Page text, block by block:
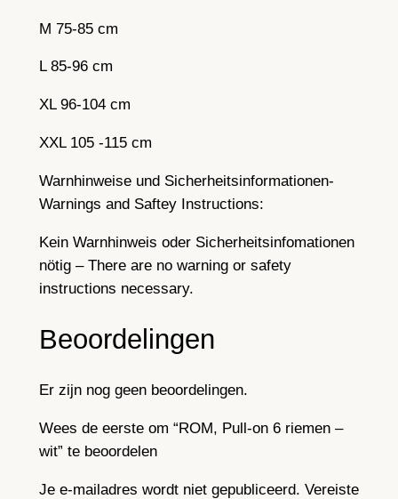
M 75-85 cm
L 85-96 cm
XL 96-104 cm
XXL 105 -115 cm
Warnhinweise und Sicherheitsinformationen-
Warnings and Saftey Instructions:
Kein Warnhinweis oder Sicherheitsinfomationen
nötig – There are no warning or safety
instructions necessary.
Beoordelingen
Er zijn nog geen beoordelingen.
Wees de eerste om “ROM, Pull-on 6 riemen –
wit” te beoordelen
Je e-mailadres wordt niet gepubliceerd. Vereiste